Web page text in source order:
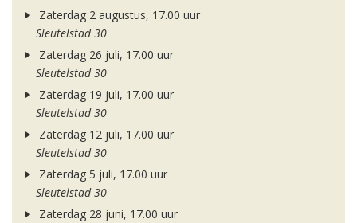
Zaterdag 2 augustus, 17.00 uur
Sleutelstad 30
Zaterdag 26 juli, 17.00 uur
Sleutelstad 30
Zaterdag 19 juli, 17.00 uur
Sleutelstad 30
Zaterdag 12 juli, 17.00 uur
Sleutelstad 30
Zaterdag 5 juli, 17.00 uur
Sleutelstad 30
Zaterdag 28 juni, 17.00 uur